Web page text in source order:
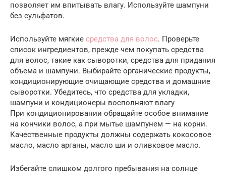
позволяет им впитывать влагу. Используйте шампуни
без сульфатов.
Используйте мягкие средства для волос. Проверьте
список ингредиентов, прежде чем покупать средства
для волос, такие как сыворотки, средства для придания
объема и шампуни. Выбирайте органические продукты,
кондиционирующие очищающие средства и домашние
сыворотки. Убедитесь, что средства для укладки,
шампуни и кондиционеры восполняют влагу
При кондиционировании обращайте особое внимание
на кончики волос, а при мытье шампунем — на корни.
Качественные продукты должны содержать кокосовое
масло, масло арганы, масло ши и оливковое масло.
Избегайте слишком долгого пребывания на солнце